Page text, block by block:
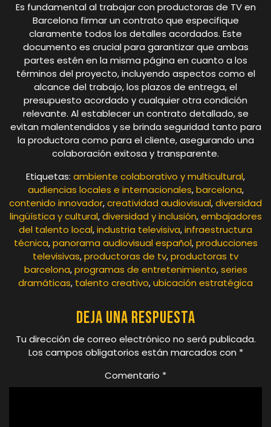
Es fundamental al trabajar con productoras de TV en
Barcelona firmar un contrato que especifique
claramente todos los detalles acordados. Este
documento es crucial para garantizar que ambas
partes estén en la misma página en cuanto a los
términos del proyecto, incluyendo aspectos como el
alcance del trabajo, los plazos de entrega, el
presupuesto acordado y cualquier otra condición
relevante. Al establecer un contrato detallado, se
evitan malentendidos y se brinda seguridad tanto para
la productora como para el cliente, asegurando una
colaboración exitosa y transparente.
Etiquetas: ambiente colaborativo y multicultural,
audiencias locales e internacionales,barcelona,
contenido innovador,creatividad audiovisual,diversidad
lingüística y cultural,diversidad y inclusión,embajadores
del talento local,industria televisiva,infraestructura
técnica,panorama audiovisual español,producciones
televisivas,productoras de tv,productoras tv
barcelona,programas de entretenimiento,series
dramáticas, talento creativo,ubicación estratégica
Deja una respuesta
Tu dirección de correo electrónico no será publicada.
Los campos obligatorios están marcados con *
Comentario *